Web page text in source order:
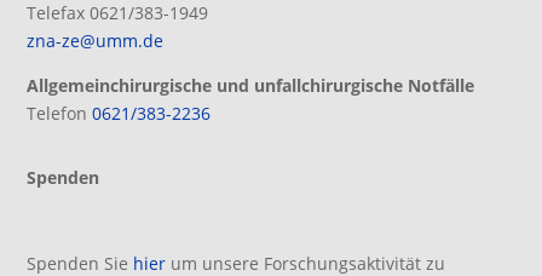
Telefax 0621/383-1949
zna-ze@umm.de
Allgemeinchirurgische und unfallchirurgische Notfälle
Telefon0621/383-2236
Spenden
Spenden Sie hier um unsere Forschungsaktivität zu